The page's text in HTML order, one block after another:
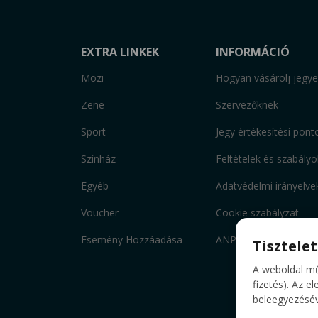
EXTRA LINKEK
Mozi
Zene
Sport
Színház
Egyéb
Voucher
Esemény Hozzáadása
INFORMÁCIÓ
Hogyan vásárolj
Szervezőknek
Jegy értékesítési
Feltételek és
Adatvédelmi
Cookie szabályzat
ANPC
A weboldal
fizetés). Az